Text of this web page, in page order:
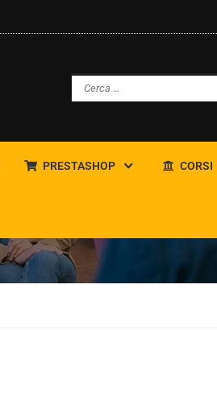
PRESTASHOP CORSI